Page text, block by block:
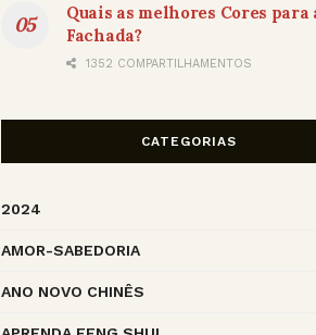
Quais as melhores Cores para
Fachada?
1352 COMPARTILHAMENTOS
CATEGORIAS
2024
AMOR-SABEDORIA
ANO NOVO CHINÊS